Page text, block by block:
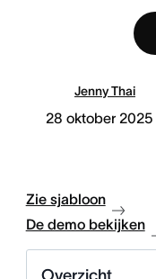
Jenny Thai
28 oktober 2025
Zie sjabloon
De demo bekijken
Overzicht